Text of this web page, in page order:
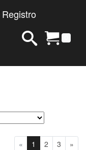
Registro
« 1 2 3 »